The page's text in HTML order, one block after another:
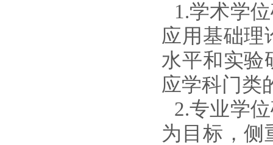
1.学术学
应用基础理
水平和实验
应学科门类
2.专业学
为目标，侧